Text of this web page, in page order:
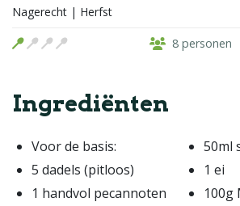
Nagerecht | Herfst
8 personen
Ingrediënten
Voor de basis:
5 dadels (pitloos)
1 handvol pecannoten
50ml
1 ei
100g